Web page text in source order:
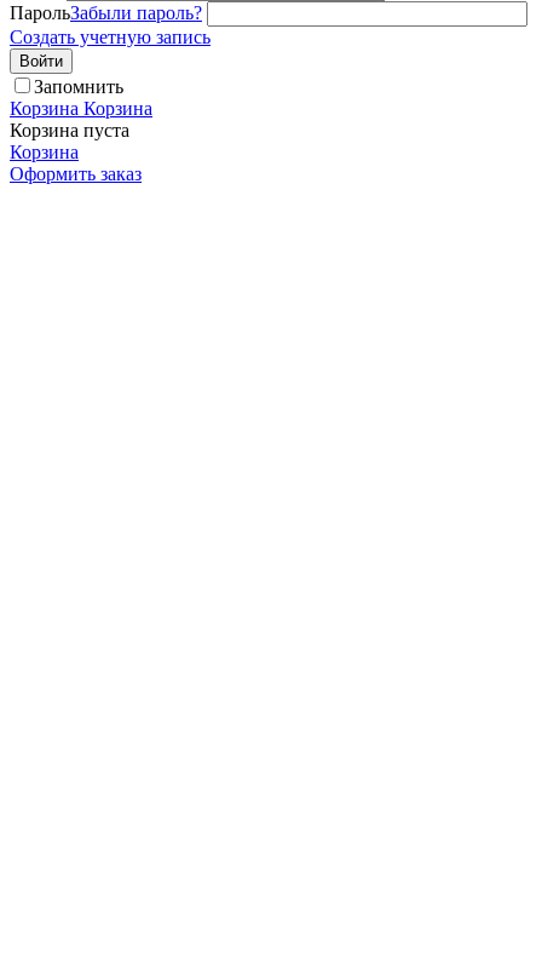
ПарольЗабыли пароль?
Создать учетную запись
Войти
Запомнить
Корзина Корзина
Корзина пуста
Корзина
Оформить заказ